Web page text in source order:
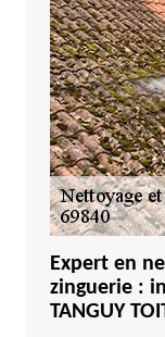
Expert en
zinguerie :
TANGUY